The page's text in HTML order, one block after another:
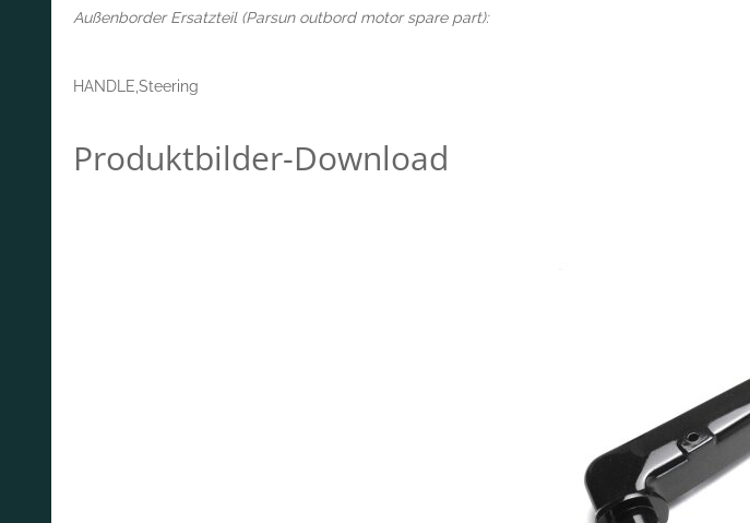
Außenborder Ersatzteil (Parsun outbord motor spare part):
HANDLE,Steering
Produktbilder-Download